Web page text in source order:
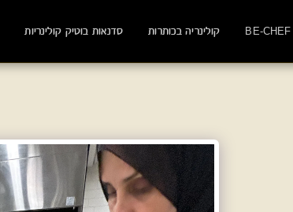
קולינריה בכותרות סדנאות בוטיק קולינריות